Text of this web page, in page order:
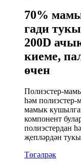
70%
гади
200D
киеме,
өчен
Полиэстер-
һәм
мамык
компонент
полиэстердан
җепләрдән
Төгәлрәк